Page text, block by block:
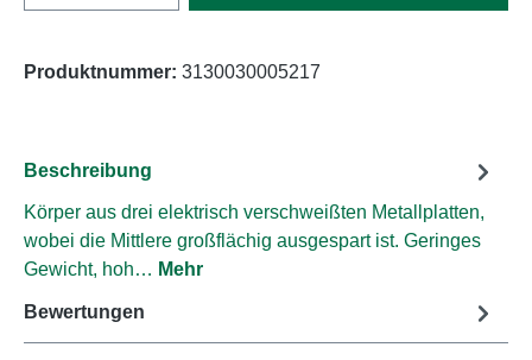
Produktnummer: 3130030005217
Beschreibung
Körper aus drei elektrisch verschweißten Metallplatten,
wobei die Mittlere großflächig ausgespart ist. Geringes
Gewicht, hoh… Mehr
Bewertungen